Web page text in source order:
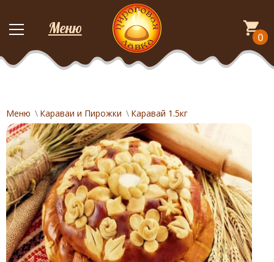
Меню
0
Меню Караваи и Пирожки Каравай 1.5кг